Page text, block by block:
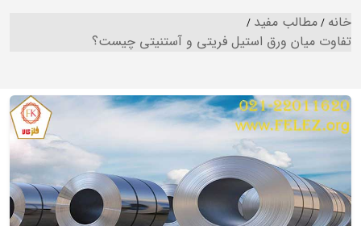
مفید
ورق استیل فریتی و آستنیتی چیست؟